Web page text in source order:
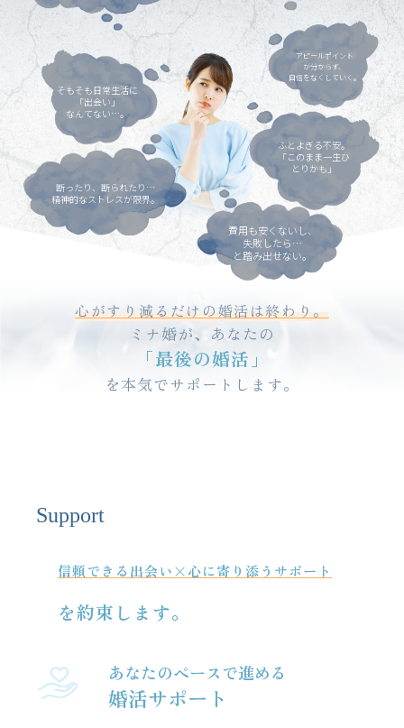
そもそも日常生活に
「出会い」
なんてない…。
アピールポイント
が分からず、
自信をなくしていく。
断ったり、断られたり…
精神的なストレスが限界。
ふとよぎる不安。
「このまま一生ひ
とりかも」
費用も安くないし、
失敗したら…
と踏み出せない。
心がすり減るだけの婚活は終わり。
ミナ婚が、あなたの
「最後の婚活」
を本気でサポートします。
Support
信頼できる出会い×心に寄り添うサポート
を約束します。
あなたのペースで進める
婚活サポート